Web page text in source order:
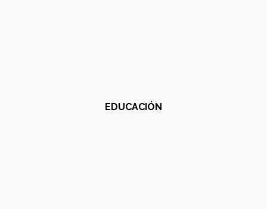
EDUCACIÓN